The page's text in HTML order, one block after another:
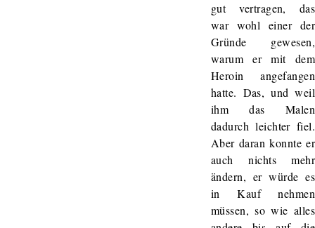
gut vertragen, das
war wohl einer der
Gründe gewesen,
warum er mit dem
Heroin angefangen
hatte. Das, und weil
ihm das Malen
dadurch leichter fiel.
Aber daran konnte er
auch nichts mehr
ändern, er würde es
in Kauf nehmen
müssen, so wie alles